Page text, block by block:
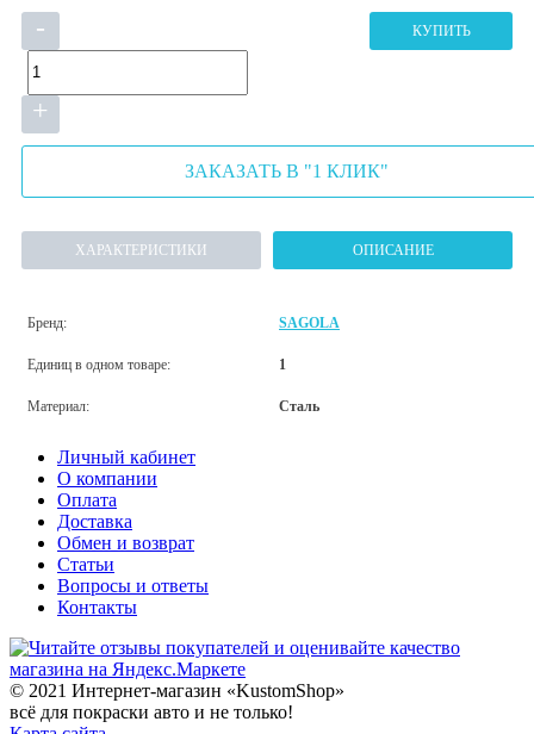
-
+
КУПИТЬ
ЗАКАЗАТЬ В "1 КЛИК"
ХАРАКТЕРИСТИКИ ОПИСАНИЕ
Бренд: SAGOLA
Единиц в одном товаре: 1
Материал: Сталь
Личный кабинет
О компании
Оплата
Доставка
Обмен и возврат
Статьи
Вопросы и ответы
Контакты
© 2021 Интернет-магазин «KustomShop»
всё для покраски авто и не только!